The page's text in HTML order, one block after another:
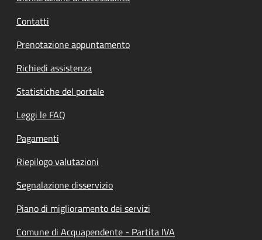
Contatti
Prenotazione appuntamento
Richiedi assistenza
Statistiche del portale
Leggi le FAQ
Pagamenti
Riepilogo valutazioni
Segnalazione disservizio
Piano di miglioramento dei servizi
Comune di Acquapendente - Partita IVA